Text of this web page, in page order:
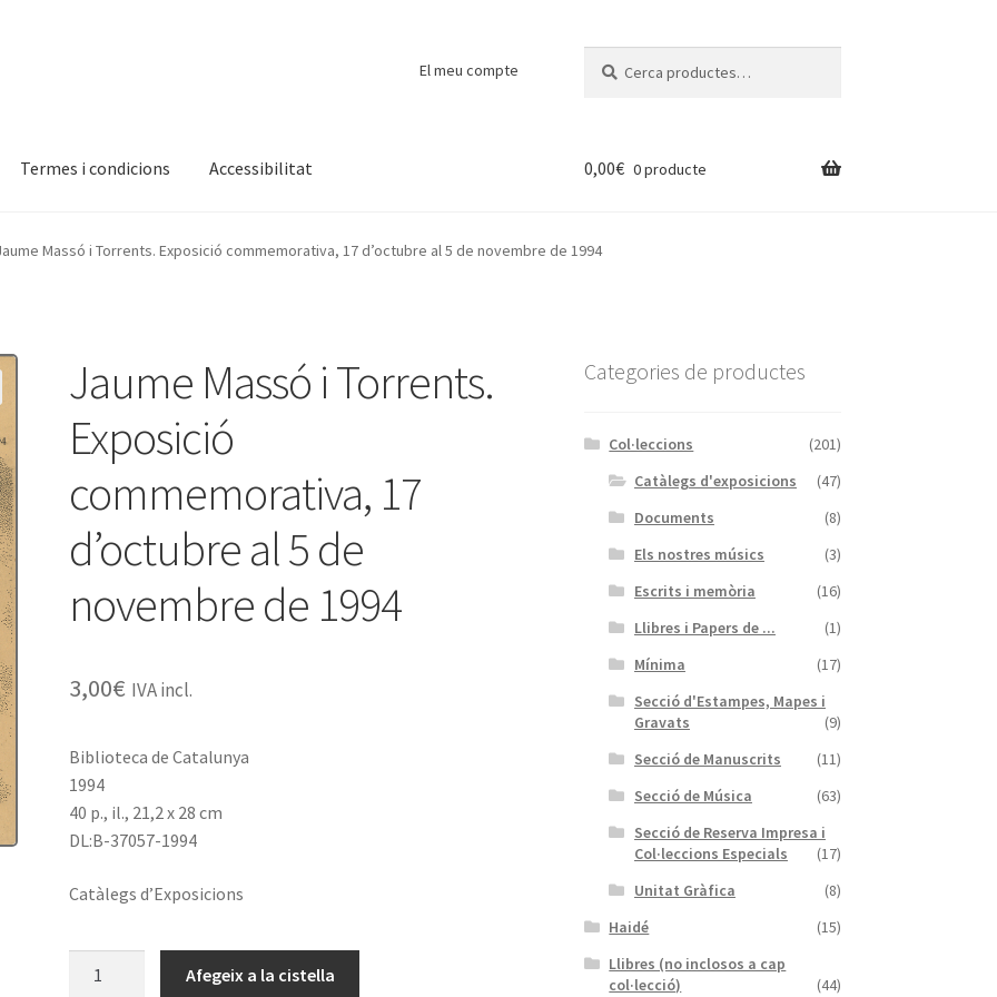
El meu compte
Termes i condicions Accessibilitat
Finalitzar compra Novetats Payment Protecció de dades
0,00€ 0 producte
Massó i Torrents. Exposició commemorativa, 17 d’octubre al 5 de novembre de 1994
Jaume Massó i Torrents.
Exposició
commemorativa, 17
d’octubre al 5 de
novembre de 1994
3,00€ IVA incl.
Biblioteca de Catalunya
1994
40 p., il., 21,2 x 28 cm
DL:B-37057-1994
Catàlegs d’Exposicions
Afegeix a la cistella
Categories de productes
Col·leccions
(201)
Catàlegs d'exposicions
(47)
Documents
(8)
Els nostres músics
(3)
Escrits i memòria
(16)
Llibres i Papers de ...
(1)
Mínima
(17)
Secció d'Estampes, Mapes i
Gravats
(9)
Secció de Manuscrits
(11)
Secció de Música
(63)
Secció de Reserva Impresa i
Col·leccions Especials
(17)
Unitat Gràfica
(8)
Haidé
(15)
Llibres (no inclosos a cap
col·lecció)
(44)